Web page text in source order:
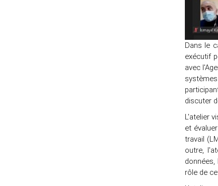
Dans le
exécutif
avec
discuter
L'atelier
et
travail
outre,
rôle de